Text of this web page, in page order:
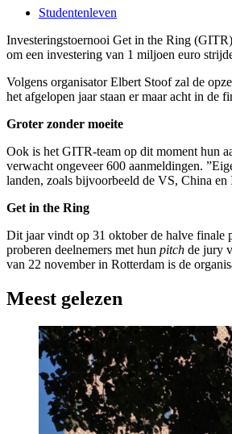
Studentenleven
Investeringstoernooi Get in the Ring
om een investering van 1 miljoen euro
Volgens organisator Elbert Stoof zal de
het afgelopen jaar staan er maar acht in de
Groter zonder moeite
Ook is het GITR-team op dit moment hun
verwacht ongeveer 600 aanmeldingen.
landen, zoals bijvoorbeeld de VS, China en
Get in the Ring
Dit jaar vindt op 31 oktober de halve finale
proberen deelnemers met hun pitch de jury
van 22 november in Rotterdam is de
Meest gelezen